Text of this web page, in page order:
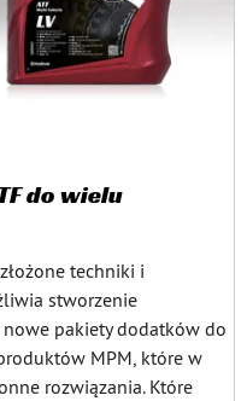
do wielu
techniki i
stworzenie
nowe pakiety dodatków do
MPM, które w
rozwiązania. Które